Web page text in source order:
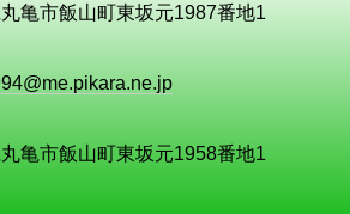
亀市飯山町東坂元1987番地1
亀市飯山町東坂元1958番地1